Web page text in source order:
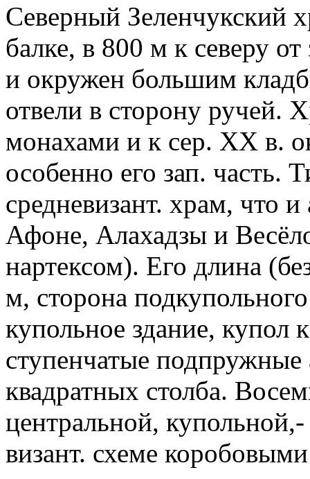
Северный Зеленчукский
балке, в 800 м к северу
и окружен большим
отвели в сторону ручей.
монахами и к сер. ХХ в.
особенно его зап. часть.
средневизант. храм, что
Афоне, Алахадзы и
нартексом). Его длина
м, сторона
купольное здание, купол
ступенчатые подпружные
квадратных столба.
центральной,
визант. схеме